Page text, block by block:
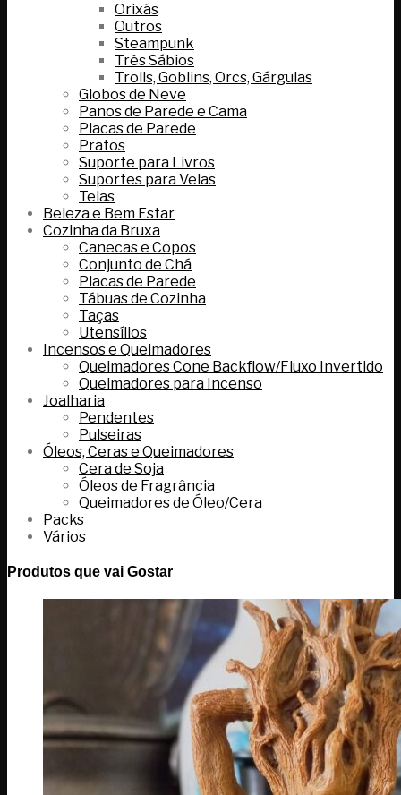
Orixás
Outros
Steampunk
Três Sábios
Trolls, Goblins, Orcs, Gárgulas
Globos de Neve
Panos de Parede e Cama
Placas de Parede
Pratos
Suporte para Livros
Suportes para Velas
Telas
Beleza e Bem Estar
Cozinha da Bruxa
Canecas e Copos
Conjunto de Chá
Placas de Parede
Tábuas de Cozinha
Taças
Utensílios
Incensos e Queimadores
Queimadores Cone Backflow/Fluxo Invertido
Queimadores para Incenso
Joalharia
Pendentes
Pulseiras
Óleos, Ceras e Queimadores
Cera de Soja
Óleos de Fragrância
Queimadores de Óleo/Cera
Packs
Vários
Produtos que vai Gostar